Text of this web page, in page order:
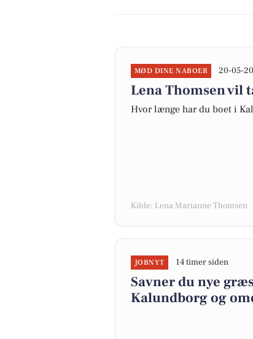
MØD DINE NABOER 20-05-
Lena Thomsen vil
Hvor længe har du boet i
Kilde: Lena Marianne Thomsen
JOBNYT 14 timer siden
Savner du nye
Kalundborg og